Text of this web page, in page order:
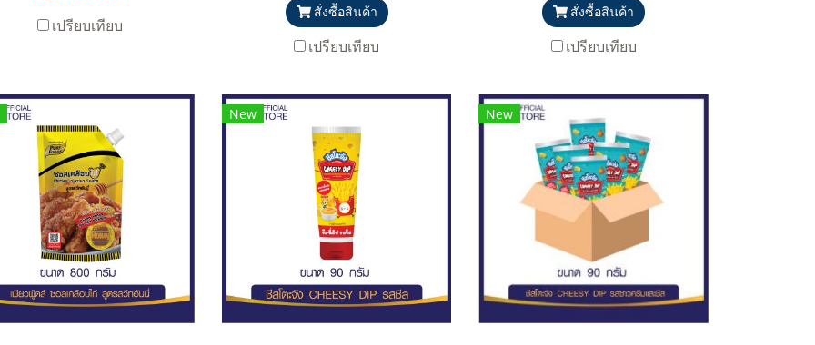
เปรียบเทียบ
สั่งซื้อสินค้า
เปรียบเทียบ
สั่งซื้อสินค้า
เปรียบเทียบ
New New